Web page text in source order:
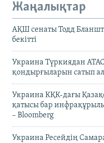
Жаңалықтар
АҚШ сенаты Тодд
бекітті
Украина Түркиядан
қондырғыларын сатып
Украина КҚК-дағы
қатысы бар
– Bloomberg
Украина Ресейдің